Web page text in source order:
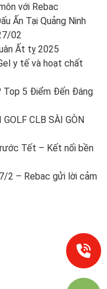
với Rebac
Ấn Tại Quảng Ninh
02
Ất tỵ 2025
y tế và hoạt chất
Top 5 Điểm Đến Đáng
CLB SÀI GÒN
Tết – Kết nối bền
2 – Rebac gửi lời cảm